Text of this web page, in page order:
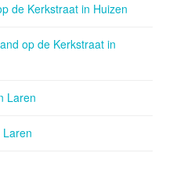
de Kerkstraat in Huizen
op de Kerkstraat in
Laren
Laren